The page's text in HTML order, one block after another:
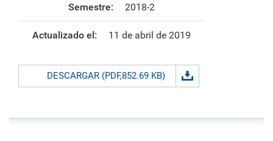
Semestre: 2018-2
Actualizado el: 11 de abril de 2019
DESCARGAR (PDF,852.69 KB)